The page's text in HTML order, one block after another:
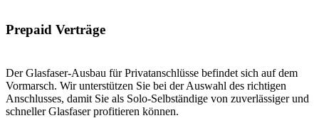
Prepaid Verträge
Der Glasfaser-Ausbau für Privatanschlüsse befindet sich auf dem
Vormarsch. Wir unterstützen Sie bei der Auswahl des richtigen
Anschlusses, damit Sie als Solo-Selbständige von zuverlässiger und
schneller Glasfaser profitieren können.